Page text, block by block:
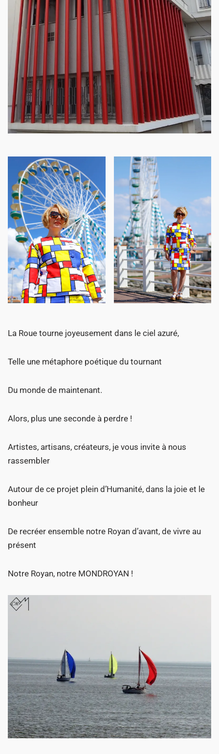
La Roue tourne joyeusement dans le ciel azuré,
Telle une métaphore poétique du tournant
Du monde de maintenant.
Alors, plus une seconde à perdre !
Artistes, artisans, créateurs, je vous invite à nous
rassembler
Autour de ce projet plein d’Humanité, dans la joie et le
bonheur
De recréer ensemble notre Royan d’avant, de vivre au
présent
Notre Royan, notre MONDROYAN !